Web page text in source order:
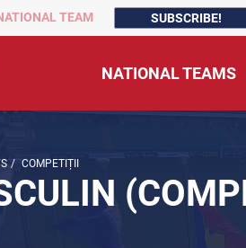
TEAM SUBSCRIBE!
NATIONAL TEAMS
/ COMPETIȚII